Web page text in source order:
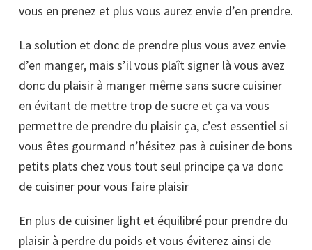
vous en prenez et plus vous aurez envie d’en prendre.
La solution et donc de prendre plus vous avez envie
d’en manger, mais s’il vous plaît signer là vous avez
donc du plaisir à manger même sans sucre cuisiner
en évitant de mettre trop de sucre et ça va vous
permettre de prendre du plaisir ça, c’est essentiel si
vous êtes gourmand n’hésitez pas à cuisiner de bons
petits plats chez vous tout seul principe ça va donc
de cuisiner pour vous faire plaisir
En plus de cuisiner light et équilibré pour prendre du
plaisir à perdre du poids et vous éviterez ainsi de